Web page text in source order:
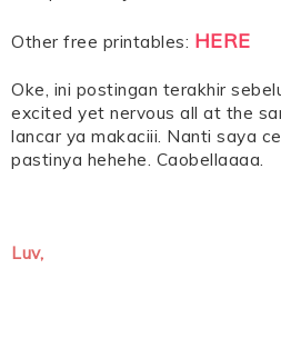
Other free printables: HERE
Oke, ini postingan terakhir
excited yet nervous all at the
lancar ya makaciii. Nanti saya
pastinya hehehe. Caobellaaaa.
Luv,